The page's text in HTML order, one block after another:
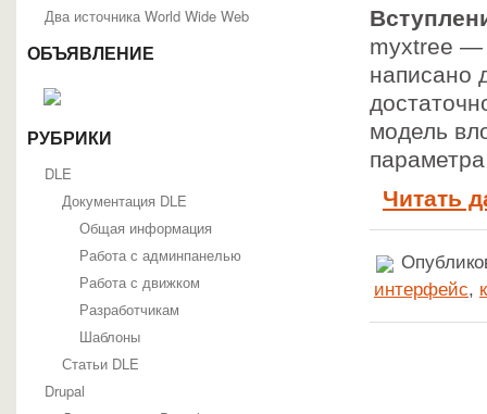
Два источника World Wide Web
ОБЪЯВЛЕНИЕ
РУБРИКИ
DLE
Документация DLE
Общая информация
Работа с админпанелью
Работа с движком
Разработчикам
Шаблоны
Статьи DLE
Drupal
myxtree —
написано
модель
Читать
интерфейс,